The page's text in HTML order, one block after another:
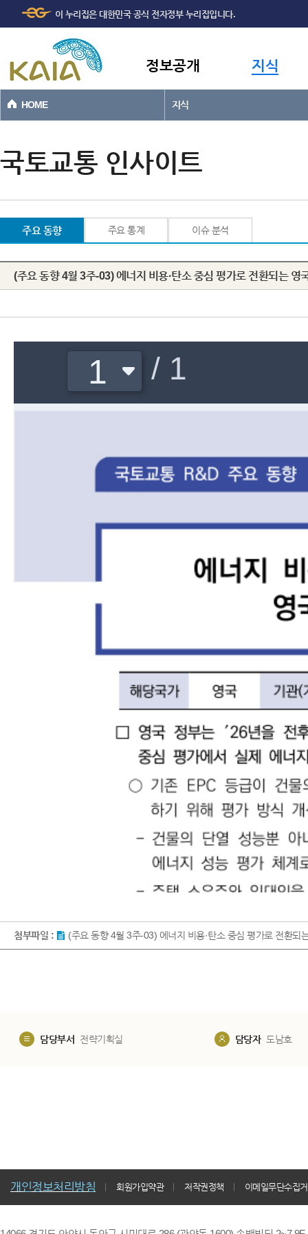
본문바로가기
이 누리집은 대한민국 공식 전자정부 누리집입니다.
정보공개 지식
HOME 지식
국토교통 인사이트
주요 동향 주요 통계 이슈 분석
(주요 동향 4월 3주-03) 에너지 비용·탄소 중심 평가로 전환되는 영
첨부파일 : (주요 동향 4월 3주-03) 에너지 비용·탄소 중심 평가로 전환되
담당부서 전략기획실 담당자 도남호
개인정보처리방침 회원가입약관 저작권정책 이메일무단수집